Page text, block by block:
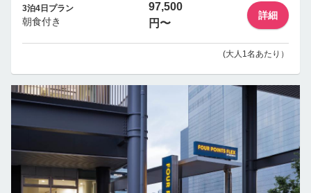
3泊4日プラン
朝食付き
97,500
円〜
詳細
(大人1名あたり）